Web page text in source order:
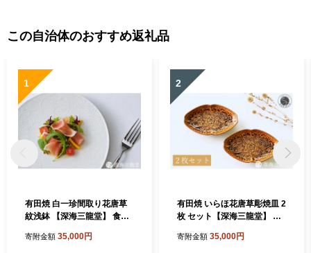
この自治体のおすすめ返礼品
1
有田焼 白一珍間取り花唐草
紋浅鉢 【深海三龍堂】 食器
陶磁器 シンプル おしゃれ い
寄附金額 35,000円
2
有田焼 いらほ花唐草彫焼皿 2
枚 セット【深海三龍堂】 食
菓子皿 銘々皿 中皿 楕円 和食
寄附金額 35,000円